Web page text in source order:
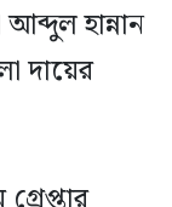
হান্নান
দায়ের